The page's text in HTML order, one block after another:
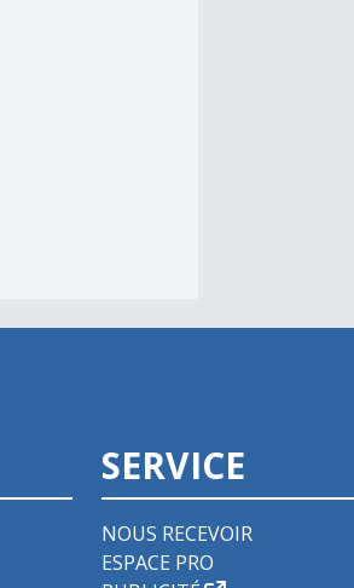
SERVICE
NOUS RECEVOIR
ESPACE PRO